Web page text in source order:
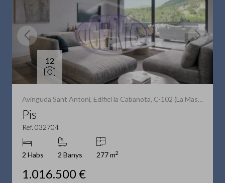
12
Avinguda Sant Antoni, Edifici la Cabanota, C-102 (La Massana)
Pis
Ref. 032704
2 Habs 2 Banys 277 m2
1.016.500 €